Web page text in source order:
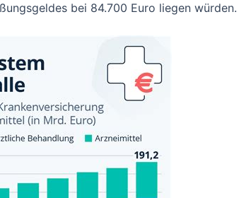
bei 84.700 Euro liegen würden.